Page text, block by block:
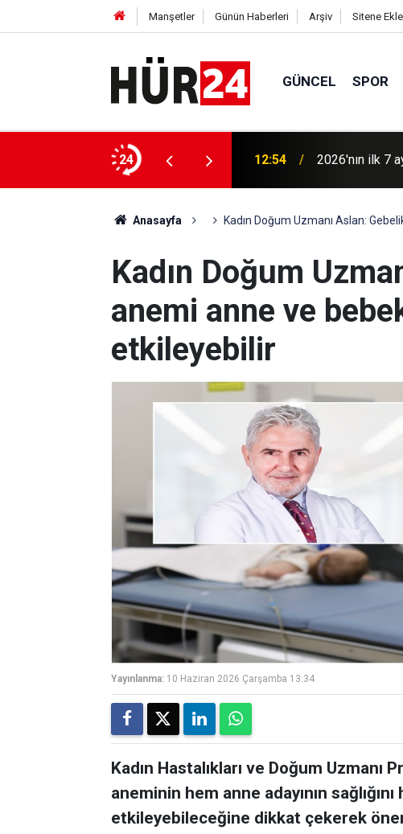
Manşetler Günün Haberleri Arşiv Sitene Ekle
GÜNCEL SPOR
24
otomasyona 5 yeni ön lisans programı 12:54 2026'nın ilk 7
Anasayfa Kadın Doğum Uzmanı Aslan:
Kadın Doğum
anemi anne ve
etkileyebilir
Yayınlanma: 10 Haziran 2026 Çarşamba 13:34
Kadın Hastalıkları ve Doğum Uzmanı
aneminin hem anne adayının
etkileyebileceğine dikkat çekerek